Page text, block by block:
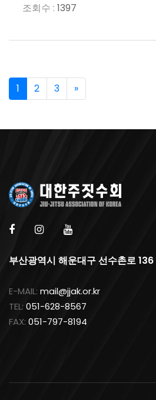
1397
1 2 3 »
부산광역시 해운대구 선수촌로
E-MAIL: mail@jjak.or.kr
TEL: 051-628-8567
FAX: 051-797-8194